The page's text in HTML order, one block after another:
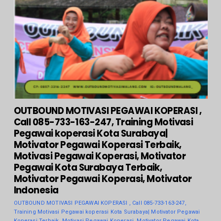
OUTBOUND MOTIVASI PEGAWAI KOPERASI ,
Call 085-733-163-247, Training Motivasi
Pegawai koperasi Kota Surabaya|
Motivator Pegawai Koperasi Terbaik,
Motivasi Pegawai Koperasi, Motivator
Pegawai Kota Surabaya Terbaik,
Motivator Pegawai Koperasi, Motivator
Indonesia
OUTBOUND MOTIVASI PEGAWAI KOPERASI , Call 085-733-163-247,
Training Motivasi Pegawai koperasi Kota Surabaya| Motivator Pegawai